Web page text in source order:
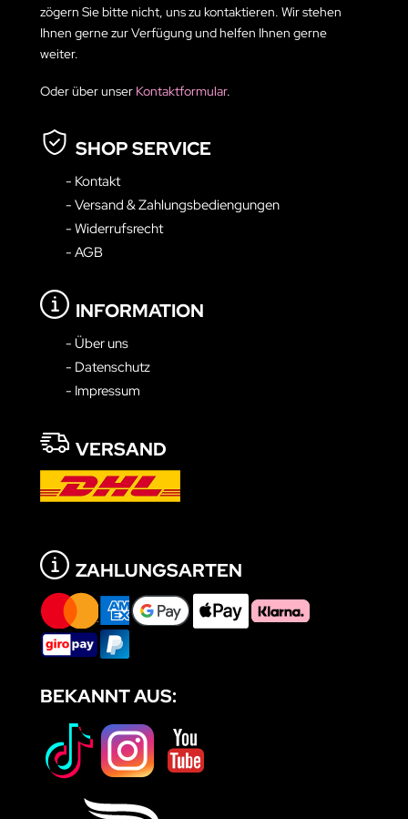
zögern Sie bitte nicht, uns zu kontaktieren. Wir stehen
Ihnen gerne zur Verfügung und helfen Ihnen gerne
weiter.
Oder über unser Kontaktformular.
SHOP SERVICE
- Kontakt
- Versand & Zahlungsbediengungen
- Widerrufsrecht
- AGB
INFORMATION
- Über uns
- Datenschutz
- Impressum
VERSAND
ZAHLUNGSARTEN
BEKANNT AUS: